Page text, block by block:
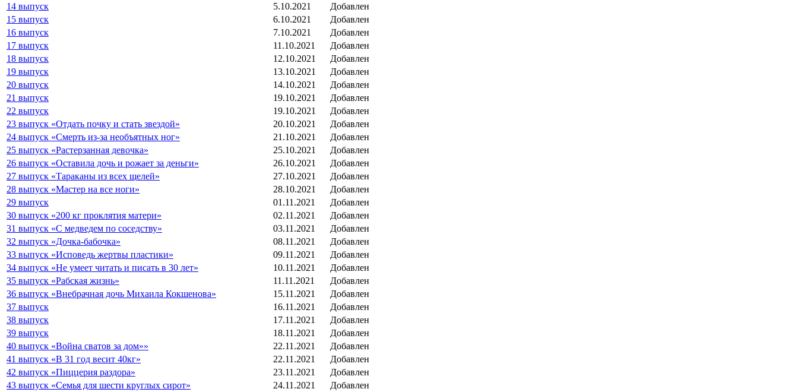
14 выпуск
5.10.2021
Добавлен
15 выпуск
6.10.2021
Добавлен
16 выпуск
7.10.2021
Добавлен
17 выпуск
11.10.2021
Добавлен
18 выпуск
12.10.2021
Добавлен
19 выпуск
13.10.2021
Добавлен
20 выпуск
14.10.2021
Добавлен
21 выпуск
19.10.2021
Добавлен
22 выпуск
19.10.2021
Добавлен
23 выпуск «Отдать почку и стать звездой»
20.10.2021
Добавлен
24 выпуск «Смерть из-за необъятных ног»
21.10.2021
Добавлен
25 выпуск «Растерзанная девочка»
25.10.2021
Добавлен
26 выпуск «Оставила дочь и рожает за деньги»
26.10.2021
Добавлен
27 выпуск «Тараканы из всех щелей»
27.10.2021
Добавлен
28 выпуск «Мастер на все ноги»
28.10.2021
Добавлен
29 выпуск
01.11.2021
Добавлен
30 выпуск «200 кг проклятия матери»
02.11.2021
Добавлен
31 выпуск «С медведем по соседству»
03.11.2021
Добавлен
32 выпуск «Дочка-бабочка»
08.11.2021
Добавлен
33 выпуск «Исповедь жертвы пластики»
09.11.2021
Добавлен
34 выпуск «Не умеет читать и писать в 30 лет»
10.11.2021
Добавлен
35 выпуск «Рабская жизнь»
11.11.2021
Добавлен
36 выпуск «Внебрачная дочь Михаила Кокшенова»
15.11.2021
Добавлен
37 выпуск
16.11.2021
Добавлен
38 выпуск
17.11.2021
Добавлен
39 выпуск
18.11.2021
Добавлен
40 выпуск «Война сватов за дом»»
22.11.2021
Добавлен
41 выпуск «В 31 год весит 40кг»
22.11.2021
Добавлен
42 выпуск «Пиццерия раздора»
23.11.2021
Добавлен
43 выпуск «Семья для шести круглых сирот»
24.11.2021
Добавлен